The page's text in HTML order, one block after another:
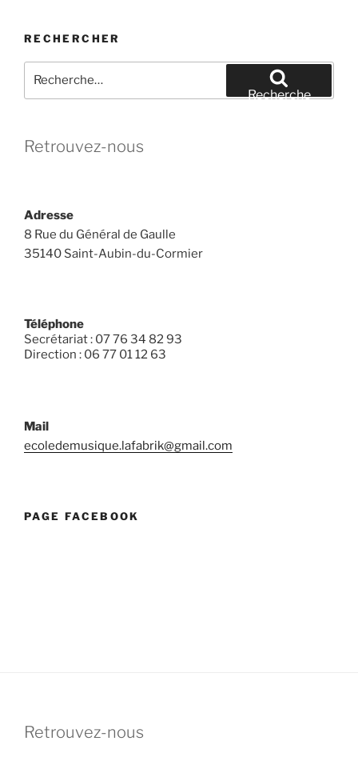
RECHERCHER
pour
Recherche
Retrouvez-nous
Adresse
8 Rue du Général de Gaulle
35140 Saint-Aubin-du-Cormier
Téléphone
Secrétariat : 07 76 34 82 93
Direction : 06 77 01 12 63
Mail
ecoledemusique.lafabrik@gmail.com
PAGE FACEBOOK
Retrouvez-nous